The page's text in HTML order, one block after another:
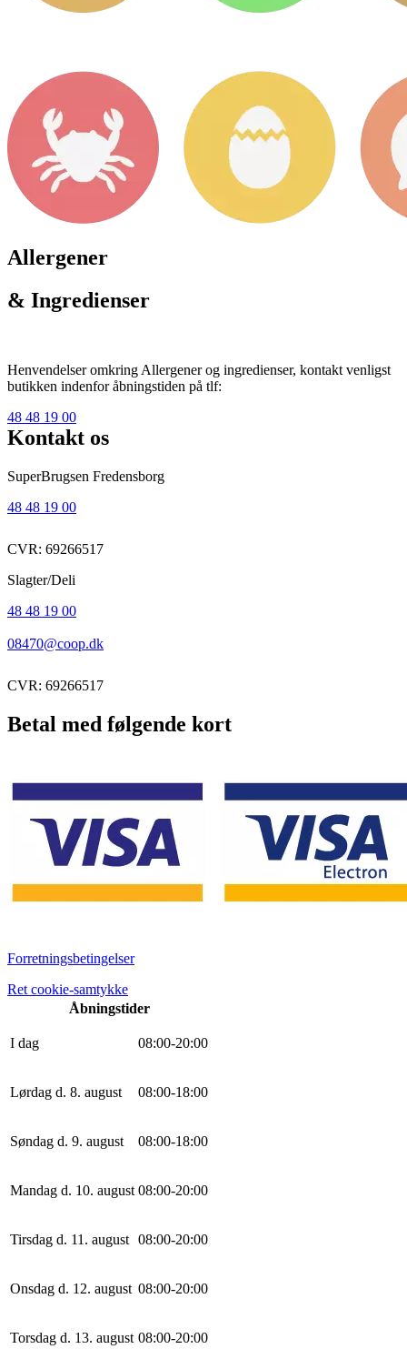
Allergener
& Ingredienser
Henvendelser omkring Allergener og ingredienser, kontakt venligst
butikken indenfor åbningstiden på tlf:
48 48 19 00
Kontakt os
SuperBrugsen Fredensborg
48 48 19 00
CVR: 69266517
Slagter/Deli
48 48 19 00
08470@coop.dk
CVR: 69266517
Betal med følgende kort
Forretningsbetingelser
Ret cookie-samtykke
Åbningstider
I dag 08:00-20:00
Lørdag d. 8. august 08:00-18:00
Søndag d. 9. august 08:00-18:00
Mandag d. 10. august 08:00-20:00
Tirsdag d. 11. august 08:00-20:00
Onsdag d. 12. august 08:00-20:00
Torsdag d. 13. august 08:00-20:00